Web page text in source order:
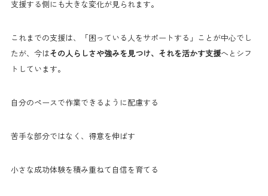
支援する側にも大きな変化が見られます。
これまでの支援は、「困っている人をサポートする」ことが中心でし
たが、今はその人らしさや強みを見つけ、それを活かす支援へとシフ
トしています。
自分のペースで作業できるように配慮する
苦手な部分ではなく、得意を伸ばす
小さな成功体験を積み重ねて自信を育てる